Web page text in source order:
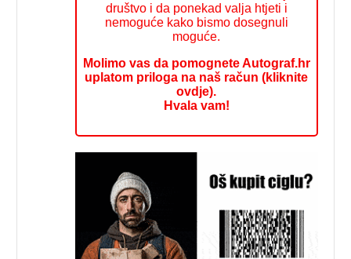
društvo i da ponekad valja htjeti i
nemoguće kako bismo dosegnuli
moguće.
Molimo vas da pomognete Autograf.hr
uplatom priloga na naš račun (kliknite
ovdje).
Hvala vam!